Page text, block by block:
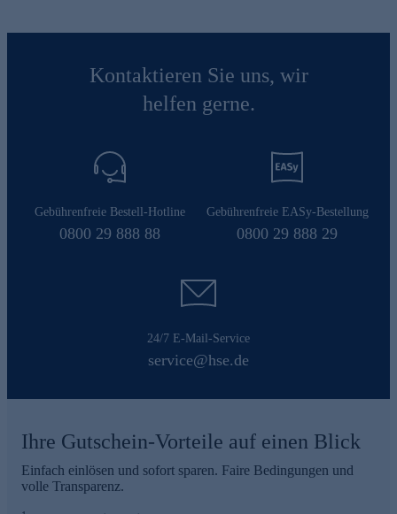
Kontaktieren Sie uns, wir
helfen gerne.
Gebührenfreie Bestell-Hotline
0800 29 888 88
Gebührenfreie EASy-Bestellung
0800 29 888 29
24/7 E-Mail-Service
service@hse.de
Ihre Gutschein-Vorteile auf einen Blick
Einfach einlösen und sofort sparen. Faire Bedingungen und
volle Transparenz.